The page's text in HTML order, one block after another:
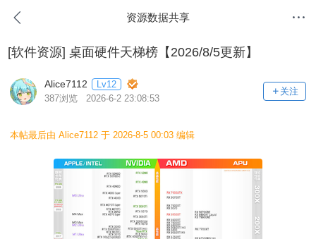
资源数据共享
[软件资源] 桌面硬件天梯榜【2026/8/5更新】
Alice7112
Lv12
387浏览 2026-6-2 23:08:53
关注
本帖最后由 Alice7112 于 2026-8-5 00:03 编辑